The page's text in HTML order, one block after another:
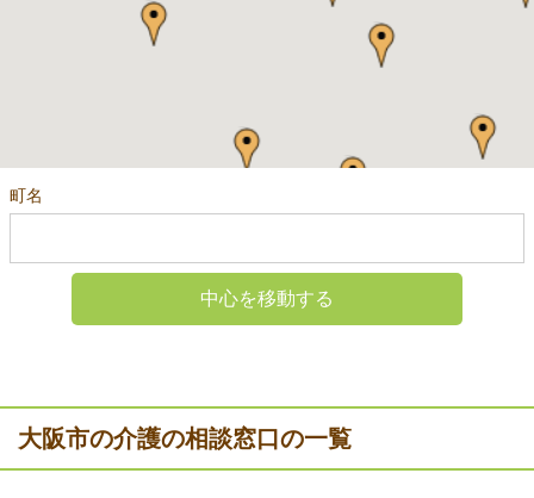
町名
中心を移動する
大阪市の介護の相談窓口の一覧